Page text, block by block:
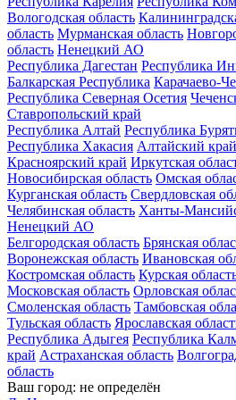
Вологодская область
область Мурманская область
область Ненецкий АО
Республика Дагестан Республика
Балкарская Республика Карачаево-
Республика Северная Осетия
Ставропольский край
Республика Алтай Республика
Республика Хакасия Алтайский край
Красноярский край Иркутская
Новосибирская область Омская
Курганская область Свердловская
Челябинская область Ханты-
Ненецкий АО
Белгородская область Брянская
Воронежская область Ивановская
Костромская область Курская
Московская область Орловская
Смоленская область Тамбовская
Тульская область Ярославская
Республика Адыгея Республика
край Астраханская область
область
Ваш город: не определён